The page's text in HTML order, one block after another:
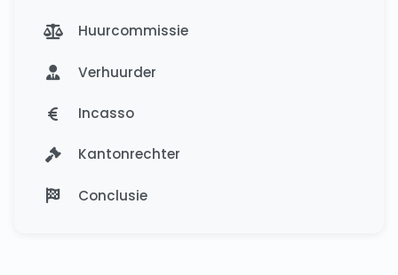
Huurcommissie
Verhuurder
Incasso
Kantonrechter
Conclusie